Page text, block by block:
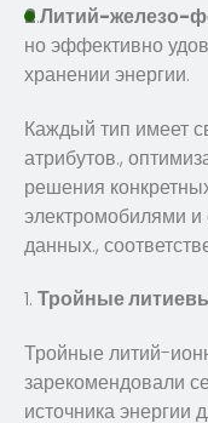
2.Литий-железо-
но эффективно
хранении энергии.
Каждый тип имеет
атрибутов.,
решения
электромобилями
данных.,
1. Тройные
Тройные литий-
зарекомендовали
источника энергии